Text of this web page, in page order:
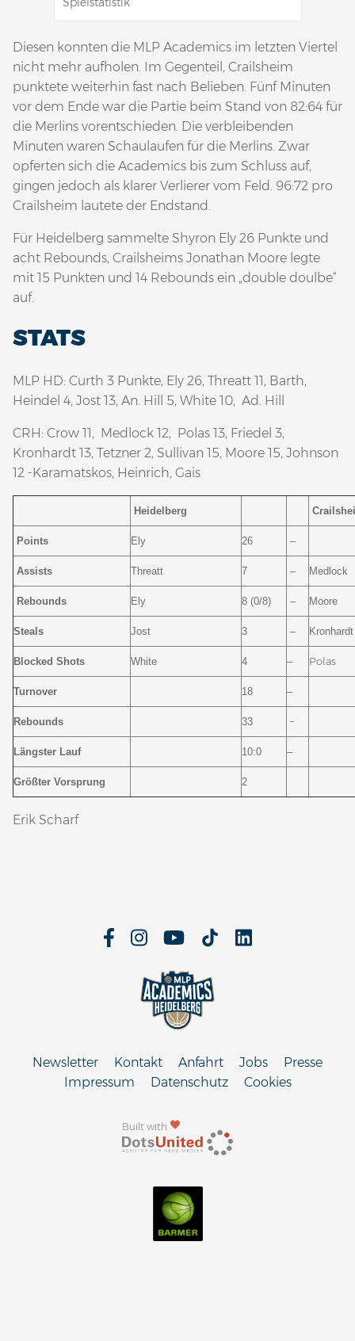
Diesen konnten die MLP Academics im letzten Viertel
nicht mehr aufholen. Im Gegenteil, Crailsheim
punktete weiterhin fast nach Belieben. Fünf Minuten
vor dem Ende war die Partie beim Stand von 82:64 für
die Merlins vorentschieden. Die verbleibenden
Minuten waren Schaulaufen für die Merlins. Zwar
opferten sich die Academics bis zum Schluss auf,
gingen jedoch als klarer Verlierer vom Feld. 96:72 pro
Crailsheim lautete der Endstand.
Für Heidelberg sammelte Shyron Ely 26 Punkte und
acht Rebounds, Crailsheims Jonathan Moore legte
mit 15 Punkten und 14 Rebounds ein „double doulbe“
auf.
STATS
MLP HD: Curth 3 Punkte, Ely 26, Threatt 11, Barth,
Heindel 4, Jost 13, An. Hill 5, White 10, Ad. Hill
CRH: Crow 11, Medlock 12, Polas 13, Friedel 3,
Kronhardt 13, Tetzner 2, Sullivan 15, Moore 15, Johnson
12 -Karamatskos, Heinrich, Gais
Heidelberg
Points Ely 26 –
Assists Threatt 7 – Medlock
Rebounds Ely 8 (0/8) – Moore
Steals Jost 3 – Kronhardt
Blocked Shots White 4 – Polas
Turnover 18 –
Rebounds 33 –
Längster Lauf 10:0 –
Größter Vorsprung 2
Erik Scharf
Built with
Newsletter Kontakt Anfahrt Jobs
Presse
Impressum
Datenschutz Cookies